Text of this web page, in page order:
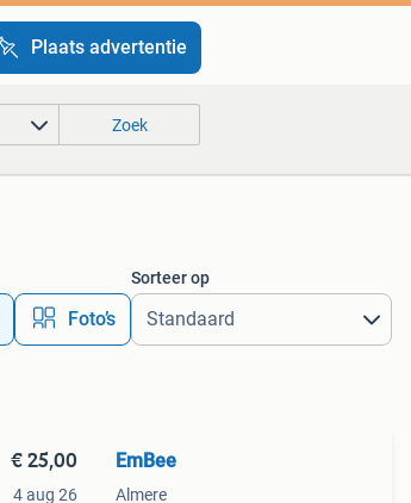
Plaats advertentie
Zoek
Foto’s
Sorteer op
€ 25,00
4 aug 26
EmBee
Almere